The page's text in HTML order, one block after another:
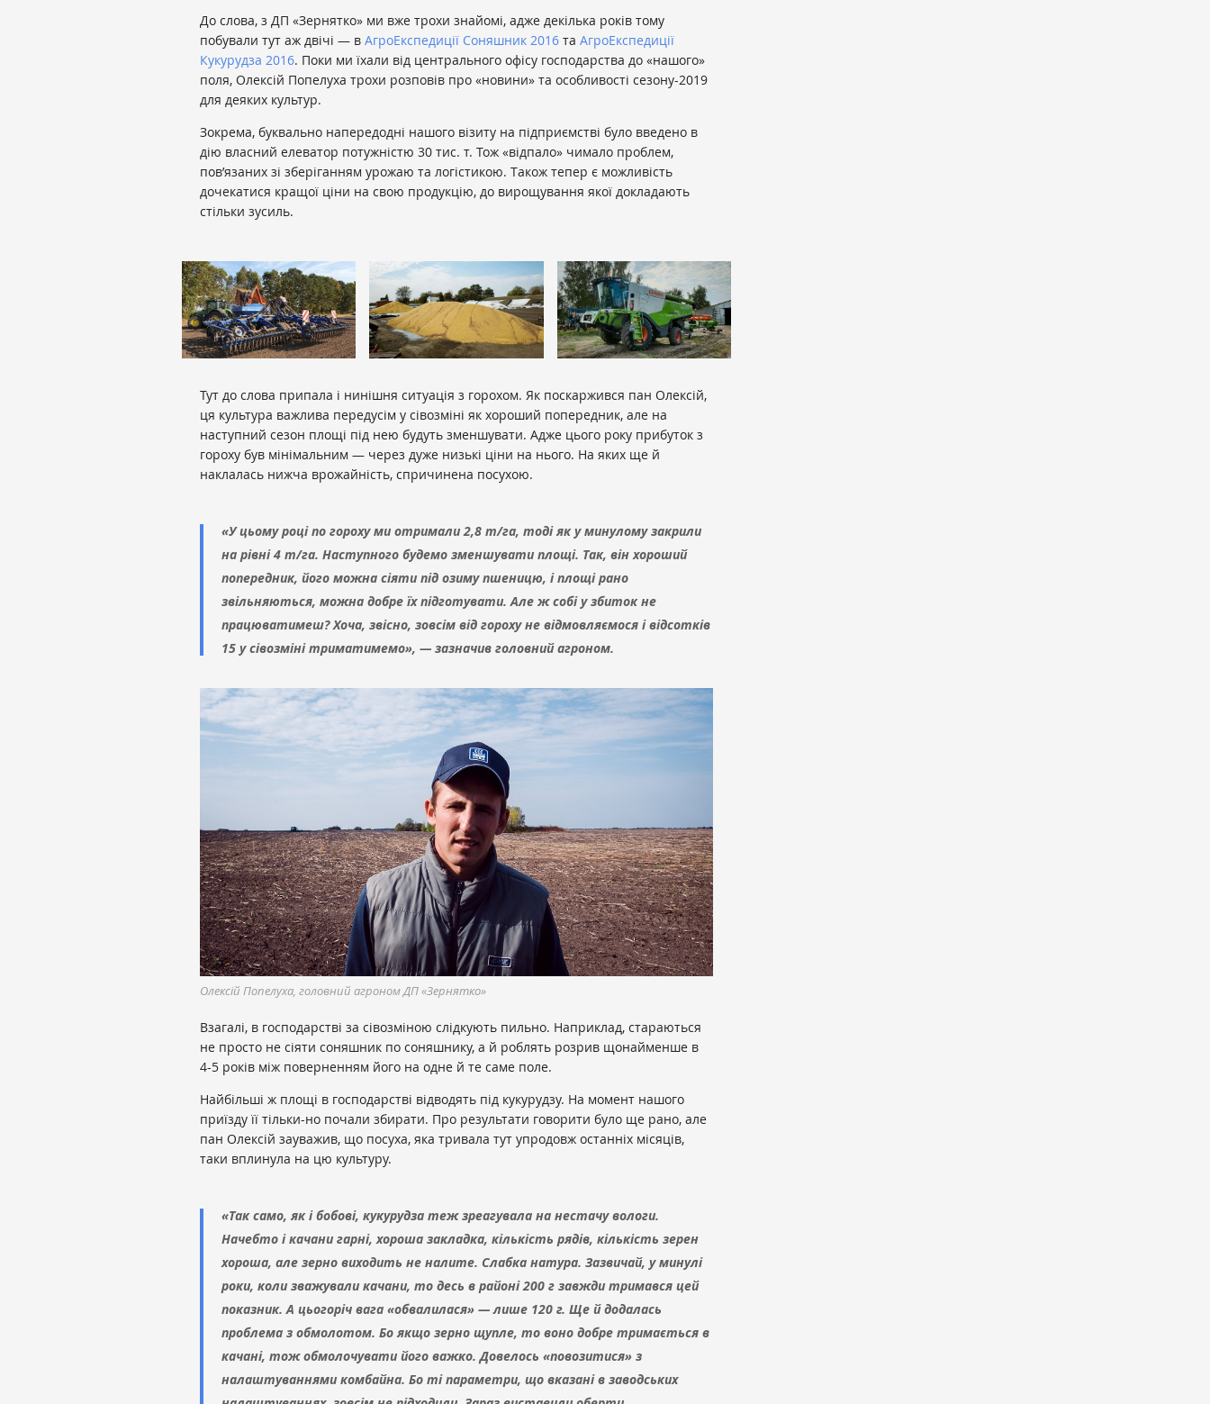
До слова, з ДП «Зернятко» ми вже трохи знайомі, адже декілька років тому
побували тут аж двічі — в АгроЕкспедиції Соняшник 2016 та АгроЕкспедиції
Кукурудза 2016. Поки ми їхали від центрального офісу господарства до «нашого»
поля, Олексій Попелуха трохи розповів про «новини» та особливості сезону-2019
для деяких культур.
Зокрема, буквально напередодні нашого візиту на підприємстві було введено в
дію власний елеватор потужністю 30 тис. т. Тож «відпало» чимало проблем,
пов’язаних зі зберіганням урожаю та логістикою. Також тепер є можливість
дочекатися кращої ціни на свою продукцію, до вирощування якої докладають
стільки зусиль.
Тут до слова припала і нинішня ситуація з горохом. Як поскаржився пан Олексій,
ця культура важлива передусім у сівозміні як хороший попередник, але на
наступний сезон площі під нею будуть зменшувати. Адже цього року прибуток з
гороху був мінімальним — через дуже низькі ціни на нього. На яких ще й
наклалась нижча врожайність, спричинена посухою.
«У цьому році по гороху ми отримали 2,8 т/га, тоді як у минулому закрили
на рівні 4 т/га. Наступного будемо зменшувати площі. Так, він хороший
попередник, його можна сіяти під озиму пшеницю, і площі рано
звільняються, можна добре їх підготувати. Але ж собі у збиток не
працюватимеш? Хоча, звісно, зовсім від гороху не відмовляємося і відсотків
15 у сівозміні триматимемо», — зазначив головний агроном.
Олексій Попелуха, головний агроном ДП «Зернятко»
Взагалі, в господарстві за сівозміною слідкують пильно. Наприклад, стараються
не просто не сіяти соняшник по соняшнику, а й роблять розрив щонайменше в
4-5 років між поверненням його на одне й те саме поле.
Найбільші ж площі в господарстві відводять під кукурудзу. На момент нашого
приїзду її тільки-но почали збирати. Про результати говорити було ще рано, але
пан Олексій зауважив, що посуха, яка тривала тут упродовж останніх місяців,
таки вплинула на цю культуру.
«Так само, як і бобові, кукурудза теж зреагувала на нестачу вологи.
Начебто і качани гарні, хороша закладка, кількість рядів, кількість зерен
хороша, але зерно виходить не налите. Слабка натура. Зазвичай, у минулі
роки, коли зважували качани, то десь в районі 200 г завжди тримався цей
показник. А цьогоріч вага «обвалилася» — лише 120 г. Ще й додалась
проблема з обмолотом. Бо якщо зерно щупле, то воно добре тримається в
качані, тож обмолочувати його важко. Довелось «повозитися» з
налаштуваннями комбайна. Бо ті параметри, що вказані в заводських